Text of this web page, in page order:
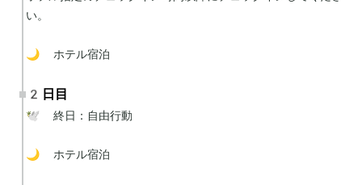
い。
🌙 ホテル宿泊
2日目
🕊 終日：自由行動
🌙 ホテル宿泊